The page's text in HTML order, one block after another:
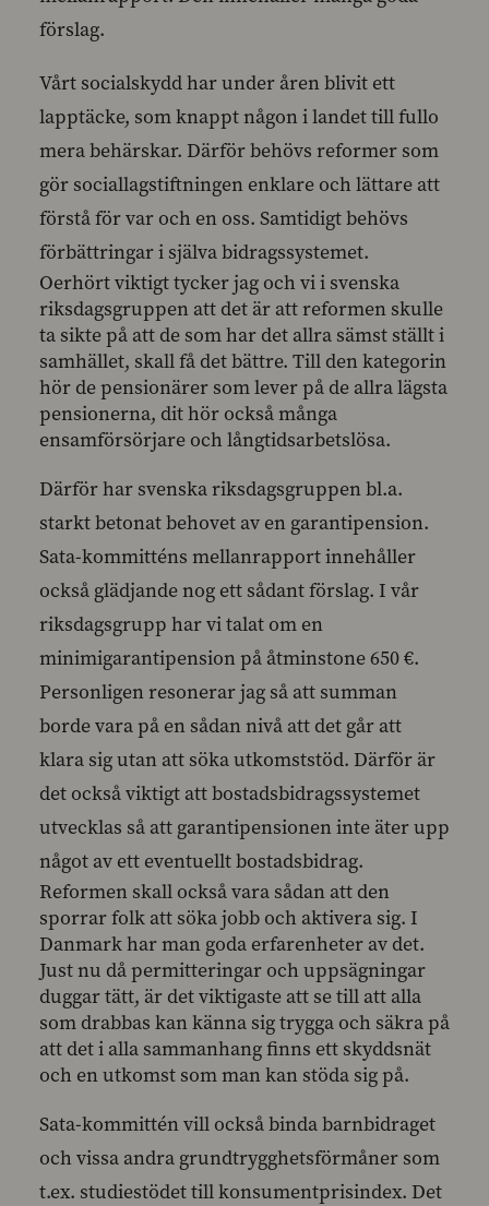
förslag.
Vårt socialskydd har under åren blivit ett
lapptäcke, som knappt någon i landet till fullo
mera behärskar. Därför behövs reformer som
gör sociallagstiftningen enklare och lättare att
förstå för var och en oss. Samtidigt behövs
förbättringar i själva bidragssystemet.
Oerhört viktigt tycker jag och vi i svenska
riksdagsgruppen att det är att reformen skulle
ta sikte på att de som har det allra sämst ställt i
samhället, skall få det bättre. Till den kategorin
hör de pensionärer som lever på de allra lägsta
pensionerna, dit hör också många
ensamförsörjare och långtidsarbetslösa.
Därför har svenska riksdagsgruppen bl.a.
starkt betonat behovet av en garantipension.
Sata-kommitténs mellanrapport innehåller
också glädjande nog ett sådant förslag. I vår
riksdagsgrupp har vi talat om en
minimigarantipension på åtminstone 650 €.
Personligen resonerar jag så att summan
borde vara på en sådan nivå att det går att
klara sig utan att söka utkomststöd. Därför är
det också viktigt att bostadsbidragssystemet
utvecklas så att garantipensionen inte äter upp
något av ett eventuellt bostadsbidrag.
Reformen skall också vara sådan att den
sporrar folk att söka jobb och aktivera sig. I
Danmark har man goda erfarenheter av det.
Just nu då permitteringar och uppsägningar
duggar tätt, är det viktigaste att se till att alla
som drabbas kan känna sig trygga och säkra på
att det i alla sammanhang finns ett skyddsnät
och en utkomst som man kan stöda sig på.
Sata-kommittén vill också binda barnbidraget
och vissa andra grundtrygghetsförmåner som
t.ex. studiestödet till konsumentprisindex. Det